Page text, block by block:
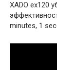
XADO ex120
minutes, 1